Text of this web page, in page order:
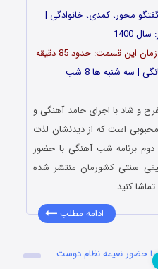
گفتگو محور، کمدی، خانوادگی |
1400
قسمت: حدود 85 دقیقه
| سه شنبه ها 8 شب
و شاد با اجرای حامد آهنگی و
است که از دیدنشان لذت
برنامه شب آهنگی با حضور
سنتی کشورمان منتشر شده
کنید…
ادامه مطلب